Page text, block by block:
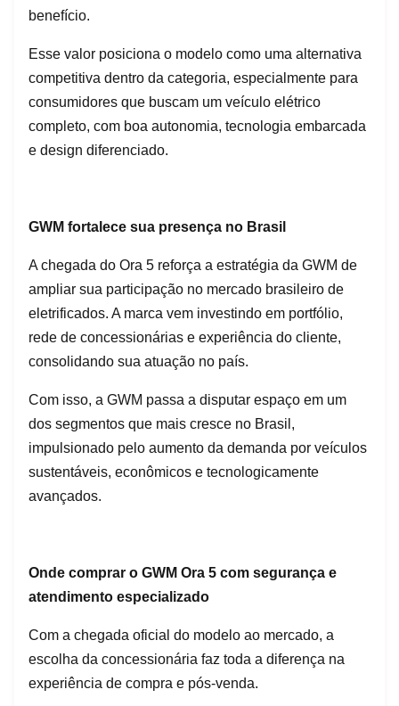
benefício.
Esse valor posiciona o modelo como uma alternativa
competitiva dentro da categoria, especialmente para
consumidores que buscam um veículo elétrico
completo, com boa autonomia, tecnologia embarcada
e design diferenciado.
GWM fortalece sua presença no Brasil
A chegada do Ora 5 reforça a estratégia da GWM de
ampliar sua participação no mercado brasileiro de
eletrificados. A marca vem investindo em portfólio,
rede de concessionárias e experiência do cliente,
consolidando sua atuação no país.
Com isso, a GWM passa a disputar espaço em um
dos segmentos que mais cresce no Brasil,
impulsionado pelo aumento da demanda por veículos
sustentáveis, econômicos e tecnologicamente
avançados.
Onde comprar o GWM Ora 5 com segurança e
atendimento especializado
Com a chegada oficial do modelo ao mercado, a
escolha da concessionária faz toda a diferença na
experiência de compra e pós-venda.